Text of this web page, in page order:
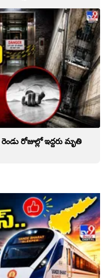
రోజుల్లో ఇద్దరు మృతి